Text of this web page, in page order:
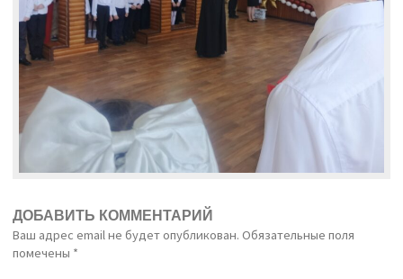
ДОБАВИТЬ КОММЕНТАРИЙ
Ваш адрес email не будет опубликован. Обязательные поля
помечены *